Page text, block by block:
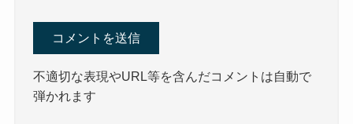
不適切な表現やURL等を含んだコメントは自動で
弾かれます